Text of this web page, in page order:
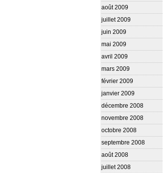
août 2009
juillet 2009
juin 2009
mai 2009
avril 2009
mars 2009
février 2009
janvier 2009
décembre 2008
novembre 2008
octobre 2008
septembre 2008
août 2008
juillet 2008